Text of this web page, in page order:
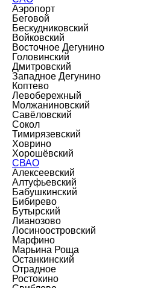
Аэропорт
Беговой
Бескудниковский
Войковский
Восточное Дегунино
Головинский
Дмитровский
Западное Дегунино
Коптево
Левобережный
Молжаниновский
Савёловский
Сокол
Тимирязевский
Ховрино
Хорошёвский
СВАО
Алексеевский
Алтуфьевский
Бабушкинский
Бибирево
Бутырский
Лианозово
Лосиноостровский
Марфино
Марьина Роща
Останкинский
Отрадное
Ростокино